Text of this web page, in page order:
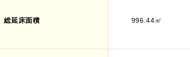
総延床面積 996.44㎡